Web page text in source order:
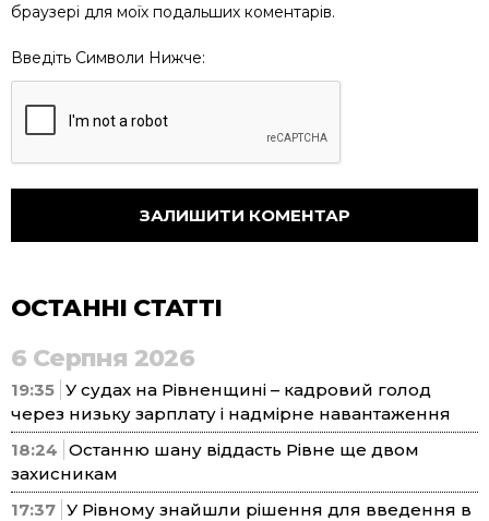
браузері для моїх подальших коментарів.
Введіть Символи Нижче:
ОСТАННІ СТАТТІ
6 Серпня 2026
19:35 У судах на Рівненщині – кадровий голод
через низьку зарплату і надмірне навантаження
18:24 Останню шану віддасть Рівне ще двом
захисникам
17:37 У Рівному знайшли рішення для введення в